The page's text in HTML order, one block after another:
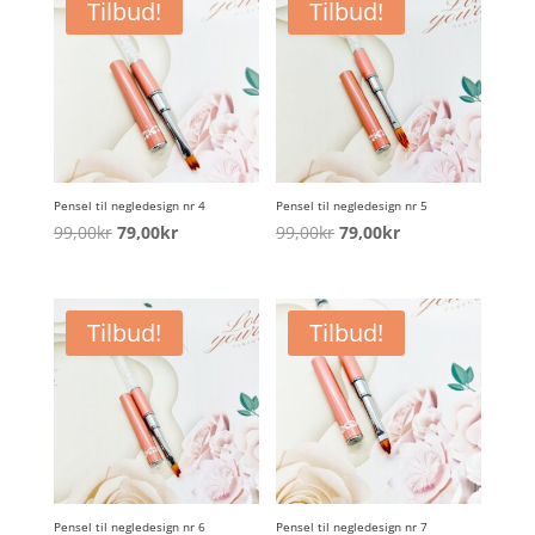
Tilbud!
Pensel til negledesign nr 4
99,00kr Opprinnelig
99,00kr.
79,00krNåværende
79,00kr.
Tilbud!
Pensel til negledesign nr 5
99,00kr Opprinnelig
99,00kr.
79,00krNåværende
Tilbud!
Pensel til negledesign nr 6
Tilbud!
Pensel til negledesign nr 7